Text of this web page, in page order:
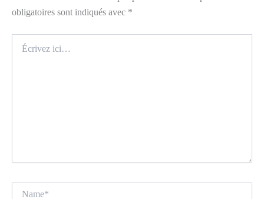
obligatoires sont indiqués avec *
ici…